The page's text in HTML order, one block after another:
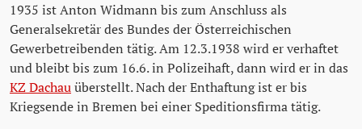
1935 ist Anton Widmann bis zum Anschluss als
Generalsekretär des Bundes der Österreichischen
Gewerbetreibenden tätig. Am 12.3.1938 wird er verhaftet
und bleibt bis zum 16.6. in Polizeihaft, dann wird er in das
KZ Dachauüberstellt. Nach der Enthaftung ist er bis
Kriegsende in Bremen bei einer Speditionsfirma tätig.